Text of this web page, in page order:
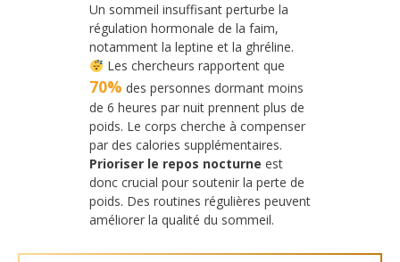
Un sommeil insuffisant perturbe la
régulation hormonale de la faim,
notamment la leptine et la ghréline.
Les chercheurs rapportent que
70% des personnes dormant moins
de 6 heures par nuit prennent plus de
poids. Le corps cherche à compenser
par des calories supplémentaires.
Prioriser le repos nocturne est
donc crucial pour soutenir la perte de
poids. Des routines régulières peuvent
améliorer la qualité du sommeil.